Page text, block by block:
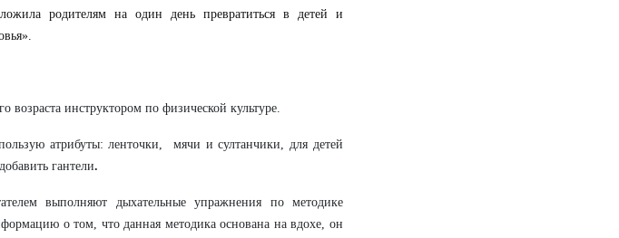
родителям на один день превратиться в детей и
возраста инструктором по физической культуре.
атрибуты: ленточки, мячи и султанчики, для детей
гантели.
выполняют дыхательные упражнения по методике
о том, что данная методика основана на вдохе, он